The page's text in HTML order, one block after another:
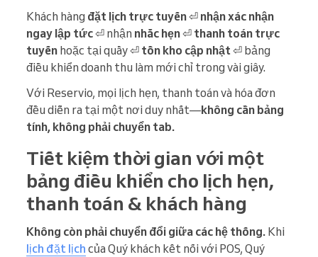
Khách hàng đặt lịch trực tuyến⏎ nhận xác nhận
ngay lập tức⏎ nhận nhắc hẹn⏎ thanh toán trực
tuyến hoặc tại quầy ⏎ tồn kho cập nhật ⏎ bảng
điều khiển doanh thu làm mới chỉ trong vài giây.
Với Reservio, mọi lịch hẹn, thanh toán và hóa đơn
đều diễn ra tại một nơi duy nhất—không cần bảng
tính, không phải chuyển tab.
Tiết kiệm thời gian với một
bảng điều khiển cho lịch hẹn,
thanh toán & khách hàng
Không còn phải chuyển đổi giữa các hệ thống. Khi
lịch đặt lịch của Quý khách kết nối với POS, Quý